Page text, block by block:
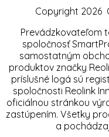
Copyright 2026
Prevádzkovateľom
spoločnosť
samostatným
produktov značky
príslušné logá sú
spoločnosti Reolink
oficiálnou stránkou
zastúpením. Všetky
a